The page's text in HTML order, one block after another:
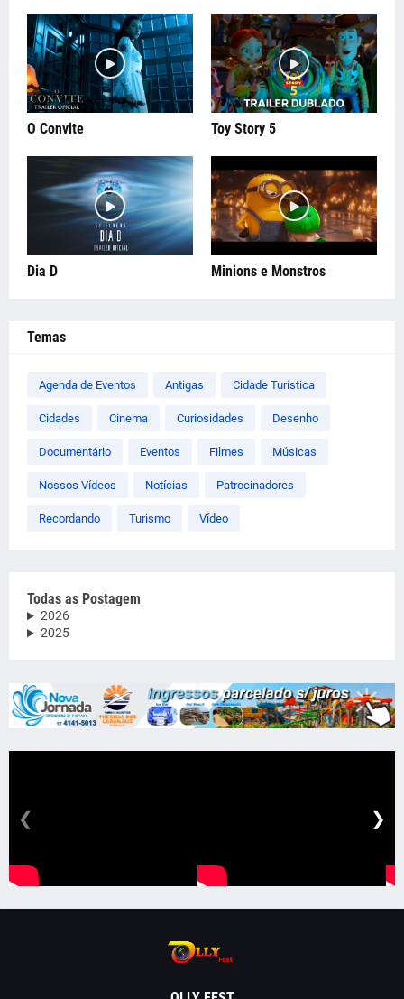
O Convite Toy Story 5
Dia D Minions e Monstros
Temas
Agenda de Eventos Antigas Cidade Turística
Cidades Cinema Curiosidades Desenho
Documentário Eventos Filmes Músicas
Nossos Vídeos Notícias Patrocinadores
Recordando Turismo Vídeo
Todas as Postagem
2026
2025
❮ ❯